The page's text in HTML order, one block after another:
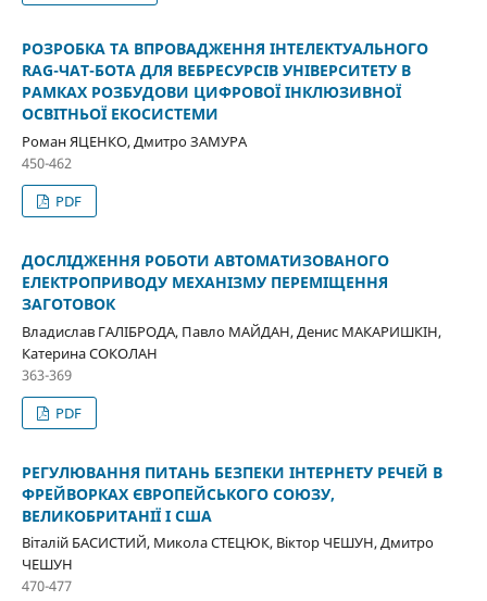
РОЗРОБКА ТА ВПРОВАДЖЕННЯ ІНТЕЛЕКТУАЛЬНОГО
RAG-ЧАТ-БОТА ДЛЯ ВЕБРЕСУРСІВ УНІВЕРСИТЕТУ В
РАМКАХ РОЗБУДОВИ ЦИФРОВОЇ ІНКЛЮЗИВНОЇ
ОСВІТНЬОЇ ЕКОСИСТЕМИ
Роман ЯЦЕНКО, Дмитро ЗАМУРА
450-462
PDF
ДОСЛІДЖЕННЯ РОБОТИ АВТОМАТИЗОВАНОГО
ЕЛЕКТРОПРИВОДУ МЕХАНІЗМУ ПЕРЕМІЩЕННЯ
ЗАГОТОВОК
Владислав ГАЛІБРОДА, Павло МАЙДАН, Денис МАКАРИШКІН,
Катерина СОКОЛАН
363-369
PDF
РЕГУЛЮВАННЯ ПИТАНЬ БЕЗПЕКИ ІНТЕРНЕТУ РЕЧЕЙ В
ФРЕЙВОРКАХ ЄВРОПЕЙСЬКОГО СОЮЗУ,
ВЕЛИКОБРИТАНІЇ І США
Віталій БАСИСТИЙ, Микола СТЕЦЮК, Віктор ЧЕШУН, Дмитро
ЧЕШУН
470-477